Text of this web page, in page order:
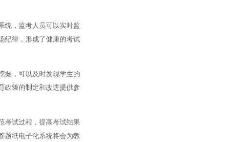
，监考人员可以实时监
纪律，形成了健康的考试
，可以及时发现学生的
政策的制定和改进提供参
试过程，提高考试结果
题纸电子化系统将会为教